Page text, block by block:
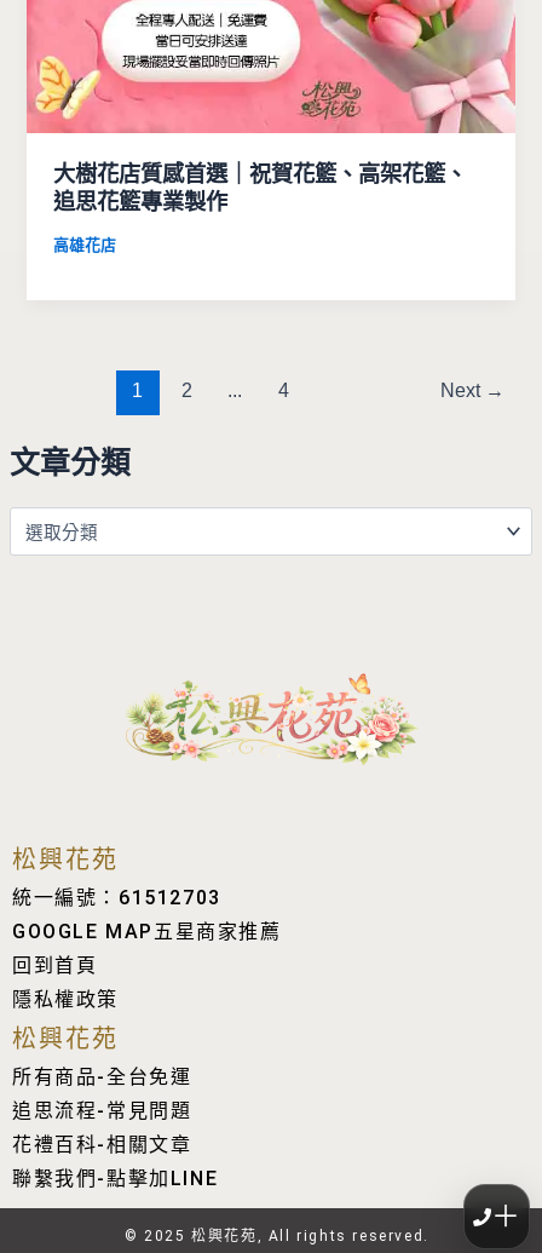
＋
文章分類
大樹花店質感首選｜祝賀花籃、高架花籃、
追思花籃專業製作
高雄花店
1 2 ... 4 Next →
松興花苑
統一編號：61512703
GOOGLE MAP五星商家推薦
回到首頁
隱私權政策
松興花苑
所有商品-全台免運
追思流程-常見問題
花禮百科-相關文章
聯繫我們-點擊加LINE
© 2025 松興花苑, All rights reserved.